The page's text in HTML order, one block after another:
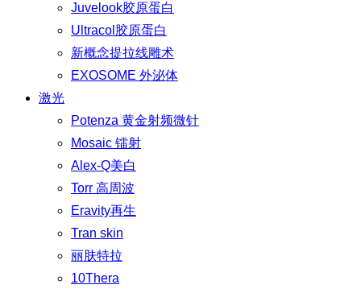
Juvelook胶原蛋白
Ultracol胶原蛋白
新概念提拉线雕术
EXOSOME 外泌体
激光
Potenza 黄金射频微针
Mosaic 镭射
Alex-Q美白
Torr 高周波
Eravity再生
Tran skin
丽肤特拉
10Thera